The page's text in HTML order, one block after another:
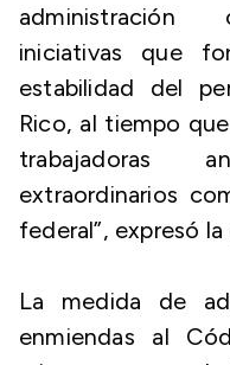
administración
iniciativas que
estabilidad del
Rico, al tiempo
trabajadoras
extraordinarios
federal”, expresó
La medida de
enmiendas al